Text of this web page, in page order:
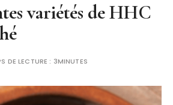
variétés de HHC
DE LECTURE : 3MINUTES